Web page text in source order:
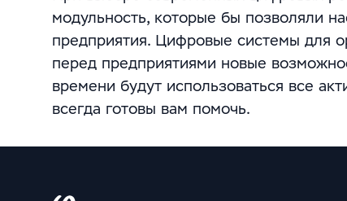
модульность, которые бы позволяли
предприятия. Цифровые системы для
перед предприятиями новые
времени будут использоваться все
всегда готовы вам помочь.